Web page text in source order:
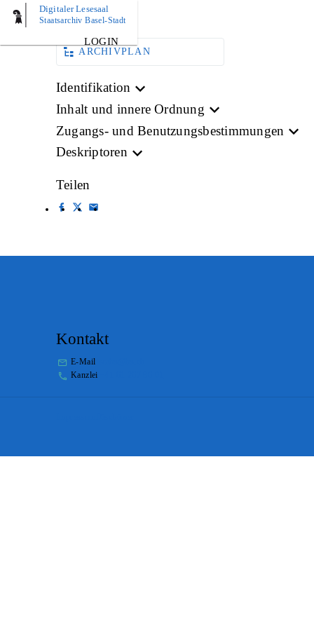
Digitaler Lesesaal
Staatsarchiv Basel-Stadt
LOGIN
BILD
ARCHIVPLAN
Identifikation
Inhalt und innere Ordnung
Zugangs- und Benutzungsbestimmungen
Deskriptoren
Teilen
Kontakt
E-Mail
Kanzlei